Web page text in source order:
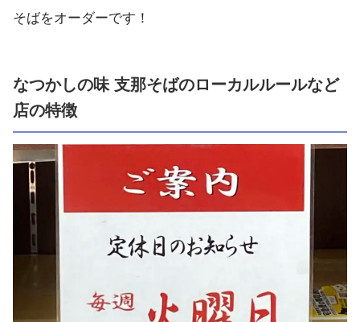
そばをオーダーです！
なつかしの味 支那そばのローカルルールなど
店の特徴